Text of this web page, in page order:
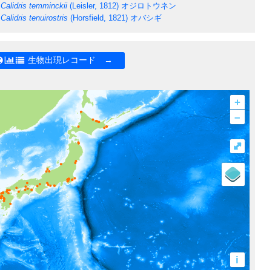
Calidris temminckii (Leisler, 1812) オジロトウネン
Calidris tenuirostris (Horsfield, 1821) オバシギ
生物出現レコード →
+
–
i
⤢